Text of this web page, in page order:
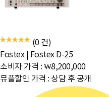
(0 건)
Fostex
Fostex D-25
소비자 가격 : ₩8,200,000
뮤플할인 가격 : 상담 후 공개